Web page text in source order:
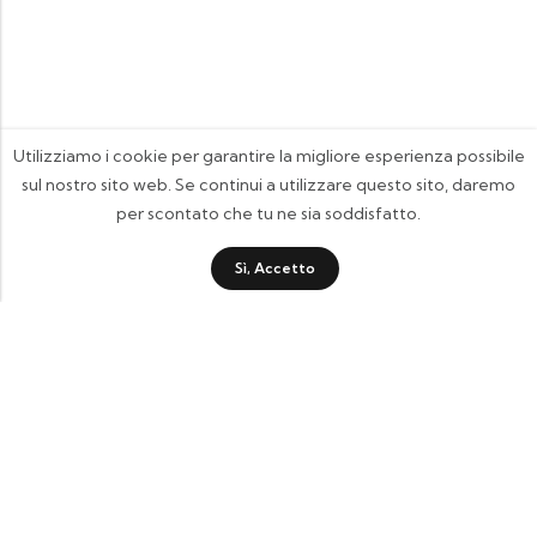
Utilizziamo i cookie per garantire la migliore esperienza possibile
sul nostro sito web. Se continui a utilizzare questo sito, daremo
per scontato che tu ne sia soddisfatto.
Sì, Accetto